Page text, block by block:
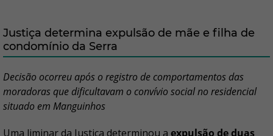
Justiça determina expulsão de mãe e filha de
condomínio da Serra
Decisão ocorreu após o registro de comportamentos das
moradoras que dificultavam o convívio social no residencial
situado em Manguinhos
Uma liminar da Justiça determinou a expulsão de duas